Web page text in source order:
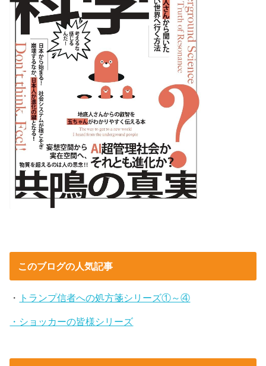
このブログの人気記事
・ トランプ信者への処方箋シリーズ①～④
・ショッカーの皆様シリーズ